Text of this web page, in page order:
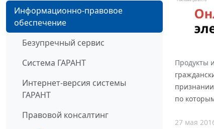
Информационно-правовое
обеспечение
Безупречный сервис
Система ГАРАНТ
Интернет-версия системы
ГАРАНТ
Правовой консалтинг
Продукты
по
27 мая